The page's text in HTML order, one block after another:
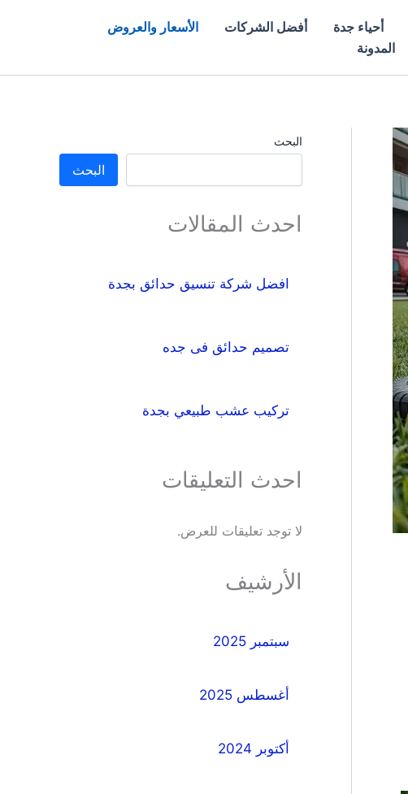
أحياء جدة أفضل الشركات
الأسعار والعروض
المدونة
البحث
البحث
احدث المقالات
افضل شركة تنسيق حدائق بجدة
تصميم حدائق فى جده
تركيب عشب طبيعي بجدة
احدث التعليقات
لا توجد تعليقات للعرض.
الأرشيف
سبتمبر 2025
أغسطس 2025
أكتوبر 2024